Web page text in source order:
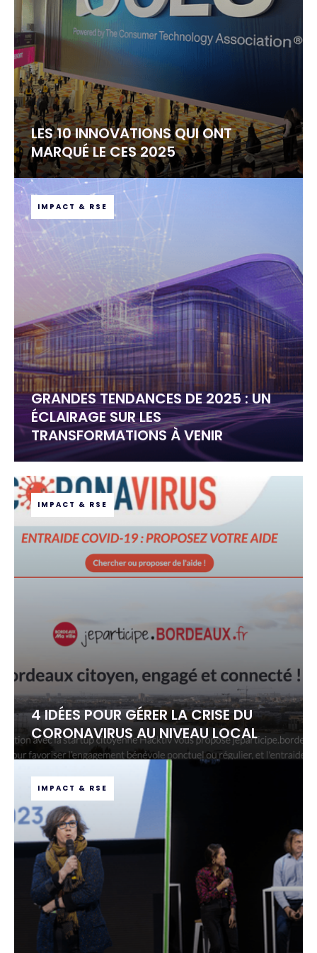
LES 10 INNOVATIONS QUI ONT
MARQUÉ LE CES 2025
IMPACT & RSE
GRANDES TENDANCES DE 2025 : UN
ÉCLAIRAGE SUR LES
TRANSFORMATIONS À VENIR
IMPACT & RSE
4 IDÉES POUR GÉRER LA CRISE DU
CORONAVIRUS AU NIVEAU LOCAL
IMPACT & RSE